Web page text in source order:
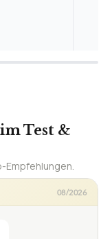
Test &